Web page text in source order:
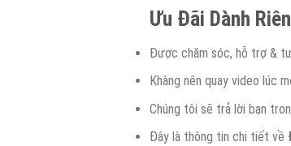
Ưu Đãi Dành
Được chăm sóc, hỗ trợ &
Khàng nên quay video lúc
Chúng tôi sẽ trả lời bạn
Đây là thông tin chi tiết về